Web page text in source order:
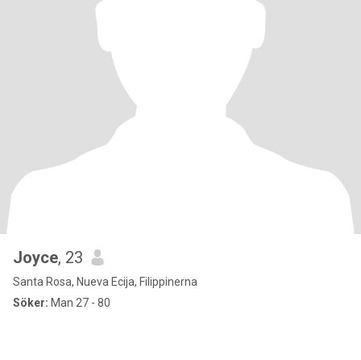
Joyce, 23
Santa Rosa, Nueva Ecija, Filippinerna
Söker: Man 27 - 80